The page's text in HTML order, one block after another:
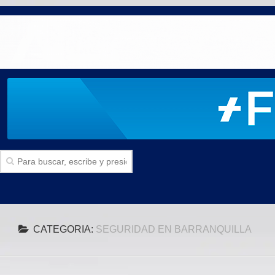
Politica
CATEGORIA: SEGURIDAD EN BARRANQUILLA